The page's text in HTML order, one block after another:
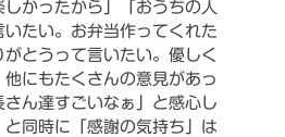
かったから」「おうちの人
たい。お弁当作ってくれた
とうって言いたい。優しく
他にもたくさんの意見があっ
ん達すごいなぁ」と感心し
同時に「感謝の気持ち」は